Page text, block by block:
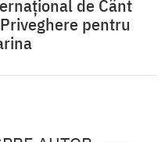
de Cânt
pentru